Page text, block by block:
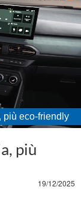
più eco-friendly
più
19/12/2025